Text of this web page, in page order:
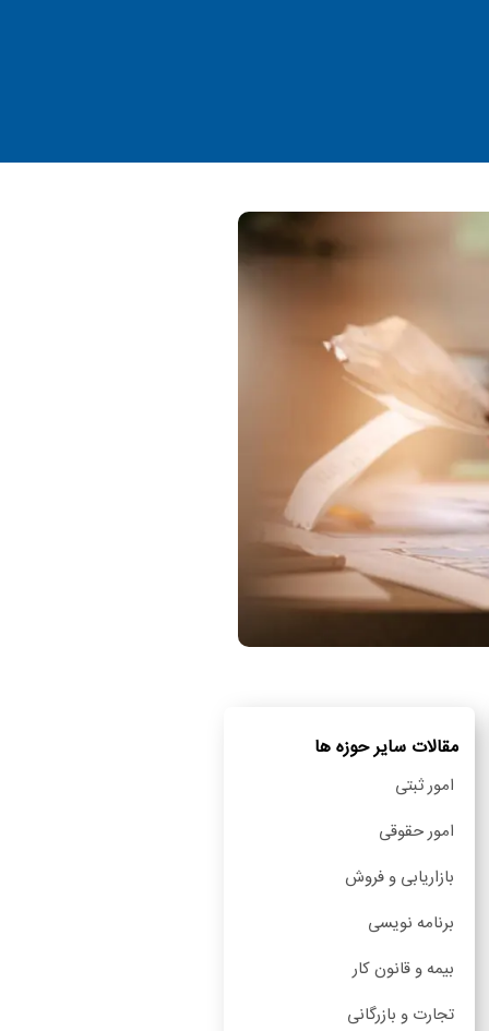
مقالات سایر حوزه ها
امور ثبتی
امور حقوقی
بازاریابی و فروش
برنامه نویسی
بیمه و قانون کار
تجارت و بازرگانی